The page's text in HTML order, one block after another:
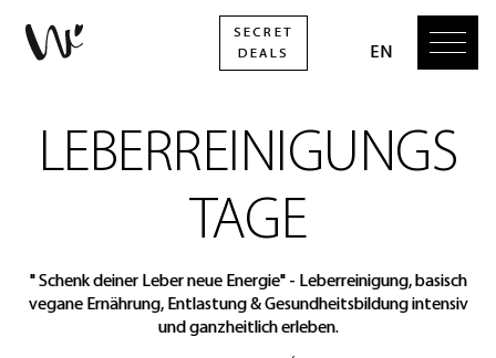
LEBERREINIGUNGS
TAGE
" Schenk deiner Leber neue Energie" - Leberreinigung, basisch
vegane Ernährung, Entlastung & Gesundheitsbildung intensiv
und ganzheitlich erleben.